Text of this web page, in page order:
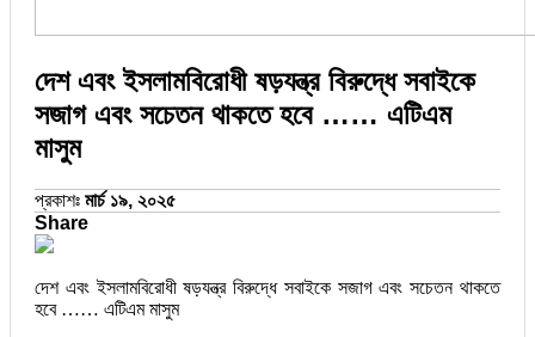
দেশ এবং ইসলামবিরোধী ষড়যন্ত্র বিরুদ্ধে সবাইকে
সজাগ এবং সচেতন থাকতে হবে …… এটিএম
মাসুম
প্রকাশঃ মার্চ ১৯, ২০২৫
Share
দেশ এবং ইসলামবিরোধী ষড়যন্ত্র বিরুদ্ধে সবাইকে সজাগ এবং সচেতন থাকতে
হবে …… এটিএম মাসুম